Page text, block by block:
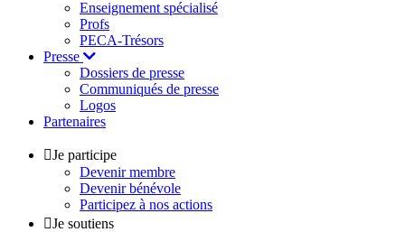
Enseignement spécialisé
Profs
PECA-Trésors
Presse
Dossiers de presse
Communiqués de presse
Logos
Partenaires
Je participe
Devenir membre
Devenir bénévole
Participez à nos actions
Je soutiens